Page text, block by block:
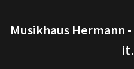
Musikhaus Hermann